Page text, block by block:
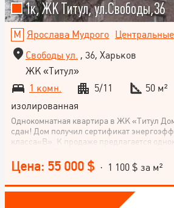
1к, ЖК Титул, ул.Свободы,36
Ярослава Мудрого
Свободы ул. , 36, Харьков
ЖК «Титул»
1 комн.
5/11
50 м²
изолированная
Однокомнатная квартира в ЖК «Титул
сдан! Дом получил сертификат
класса«В». К продаже предлагается
Пушкинской» на перекрестке улиц
Свободы, 36 (бывшая Иванова) в г.
месторасположение в тихом зеленом
Экологически чистые материалы
Наружные стены дома выполнены из
Цена: 55 000 $ · 1 100 $ за м²